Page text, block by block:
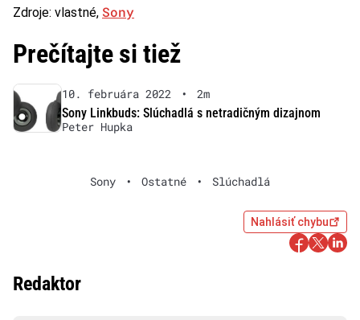
Zdroje: vlastné, Sony
Prečítajte si tiež
10. februára 2022 •
2m
Sony Linkbuds: Slúchadlá s netradičným dizajnom
Peter Hupka
Sony • Ostatné • Slúchadlá
Nahlásiť chybu
Redaktor